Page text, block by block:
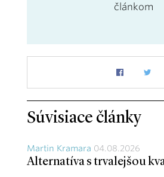
článkom
Súvisiace články
Martin Kramara 04.08.2026
Alternatíva s trvalejšou